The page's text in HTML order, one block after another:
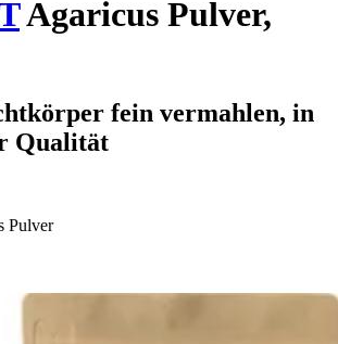
Agaricus Pulver,
fein vermahlen, in
Qualität
Pulver